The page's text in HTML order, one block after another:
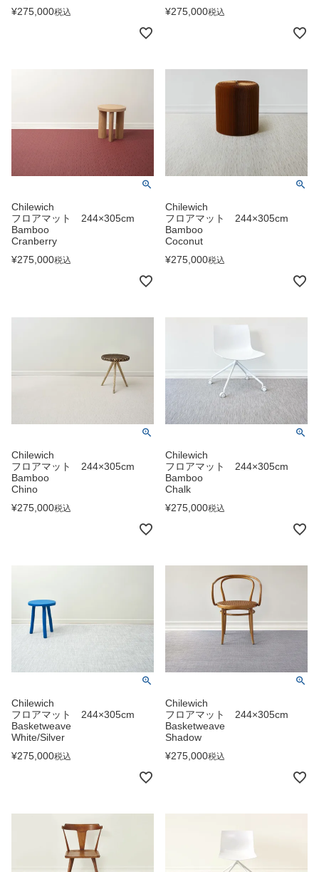
¥275,000税込
¥275,000税込
Chilewich
フロアマット 244×305cm
Bamboo
Cranberry
¥275,000税込
Chilewich
フロアマット 244×305cm
Bamboo
Coconut
¥275,000税込
Chilewich
フロアマット 244×305cm
Bamboo
Chino
¥275,000税込
Chilewich
フロアマット 244×305cm
Bamboo
Chalk
¥275,000税込
Chilewich
フロアマット 244×305cm
Basketweave
White/Silver
¥275,000税込
Chilewich
フロアマット 244×305cm
Basketweave
Shadow
¥275,000税込